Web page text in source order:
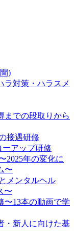
)
ラ対策・ハラスメ
での段取りから
接遇研修
ーアップ研修
2025年の変化に
〜
メンタルヘル
〜
〜13本の動画で学
新人に向けた基